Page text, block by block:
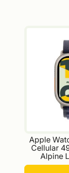
Apple
Cellular
Alpine